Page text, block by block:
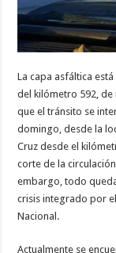
La capa asfáltica
del kilómetro 592,
que el tránsito se
domingo, desde la
Cruz desde el
corte de la
embargo, todo
crisis integrado por
Nacional.
Actualmente se